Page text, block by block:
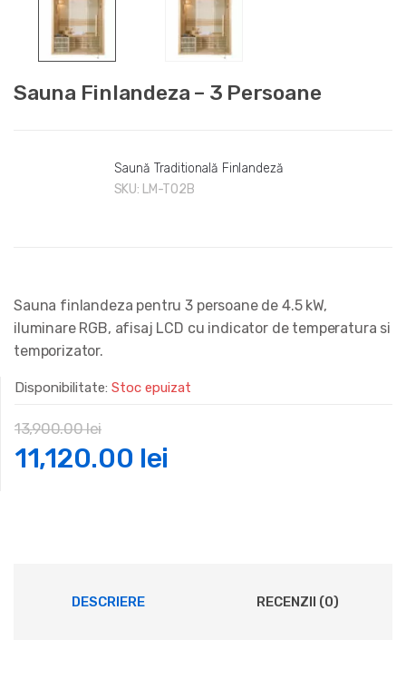
Sauna Finlandeza – 3 Persoane
Saună Traditională Finlandeză
SKU: LM-T02B
Sauna finlandeza pentru 3 persoane de 4.5 kW,
iluminare RGB, afisaj LCD cu indicator de temperatura si
temporizator.
Disponibilitate: Stoc epuizat
13,900.00lei
Prețul
fost:
11,120.00 lei
11,120.00 lei.
DESCRIERE RECENZII (0)